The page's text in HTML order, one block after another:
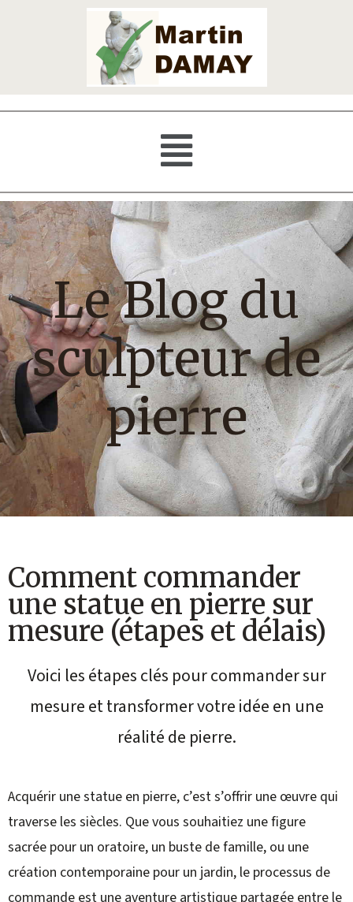
Le Blog du
sculpteur de
pierre
Comment commander
une statue en pierre sur
mesure (étapes et délais)
Voici les étapes clés pour commander sur
mesure et transformer votre idée en une
réalité de pierre.
Acquérir une statue en pierre, c’est s’offrir une œuvre qui
traverse les siècles. Que vous souhaitiez une figure
sacrée pour un oratoire, un buste de famille, ou une
création contemporaine pour un jardin, le processus de
commande est une aventure artistique partagée entre le